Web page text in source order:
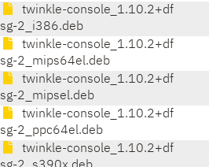
twinkle-console_1.10.2+df
sg-2_i386.deb
twinkle-console_1.10.2+df
sg-2_mips64el.deb
twinkle-console_1.10.2+df
sg-2_mipsel.deb
twinkle-console_1.10.2+df
sg-2_ppc64el.deb
twinkle-console_1.10.2+df